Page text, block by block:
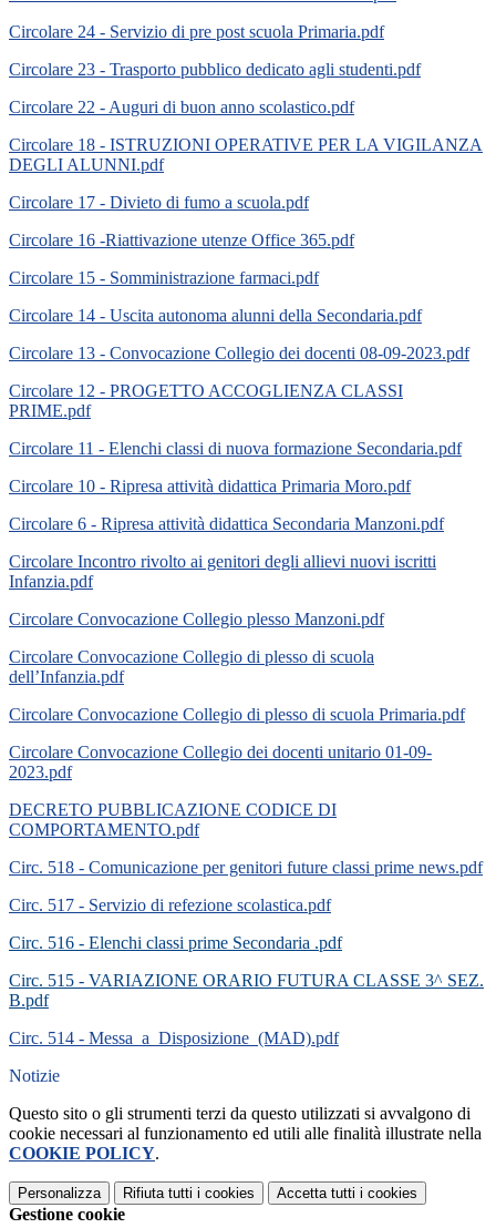
Circolare 24 - Servizio di pre post scuola Primaria.pdf
Circolare 23 - Trasporto pubblico dedicato agli studenti.pdf
Circolare 22 - Auguri di buon anno scolastico.pdf
Circolare 18 - ISTRUZIONI OPERATIVE PER LA VIGILANZA
DEGLI ALUNNI.pdf
Circolare 17 - Divieto di fumo a scuola.pdf
Circolare 16 -Riattivazione utenze Office 365.pdf
Circolare 15 - Somministrazione farmaci.pdf
Circolare 14 - Uscita autonoma alunni della Secondaria.pdf
Circolare 13 - Convocazione Collegio dei docenti 08-09-2023.pdf
Circolare 12 - PROGETTO ACCOGLIENZA CLASSI
PRIME.pdf
Circolare 11 - Elenchi classi di nuova formazione Secondaria.pdf
Circolare 10 - Ripresa attività didattica Primaria Moro.pdf
Circolare 6 - Ripresa attività didattica Secondaria Manzoni.pdf
Circolare Incontro rivolto ai genitori degli allievi nuovi iscritti
Infanzia.pdf
Circolare Convocazione Collegio plesso Manzoni.pdf
Circolare Convocazione Collegio di plesso di scuola
dell’Infanzia.pdf
Circolare Convocazione Collegio di plesso di scuola Primaria.pdf
Circolare Convocazione Collegio dei docenti unitario 01-09-
2023.pdf
DECRETO PUBBLICAZIONE CODICE DI
COMPORTAMENTO.pdf
Circ. 518 - Comunicazione per genitori future classi prime news.pdf
Circ. 517 - Servizio di refezione scolastica.pdf
Circ. 516 - Elenchi classi prime Secondaria .pdf
Circ. 515 - VARIAZIONE ORARIO FUTURA CLASSE 3^ SEZ.
B.pdf
Circ. 514 - Messa_a_Disposizione_(MAD).pdf
Notizie
Questo sito o gli strumenti terzi da questo utilizzati si avvalgono di
cookie necessari al funzionamento ed utili alle finalità illustrate nella
COOKIE POLICY.
Personalizza Rifiuta tutti i cookies Accetta tutti i cookies
Gestione cookie